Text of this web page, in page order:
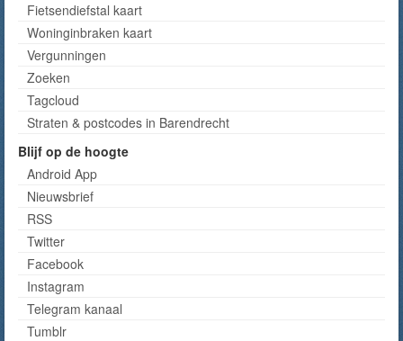
Fietsendiefstal kaart
Woninginbraken kaart
Vergunningen
Zoeken
Tagcloud
Straten & postcodes in Barendrecht
Blijf op de hoogte
Android App
Nieuwsbrief
RSS
Twitter
Facebook
Instagram
Telegram kanaal
Tumblr